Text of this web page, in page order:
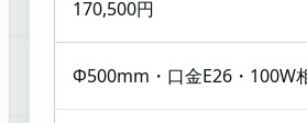
170,500円
Φ500mm・口金E26・100W